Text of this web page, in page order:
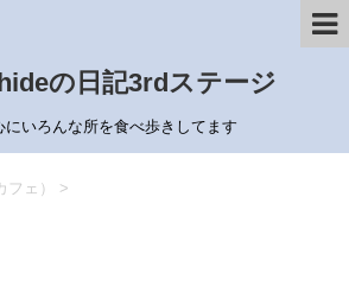
の日記3rdステージ
にいろんな所を食べ歩きしてます
ェ） >